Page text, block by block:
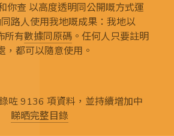
你查 以高度透明同公開嘅方式運
路人使用我地嘅成果：我地以
所有數據同原碼。任何人只要註明
，都可以隨意使用。
咗 9136 項資料，並持續增加中
睇晒完整目錄